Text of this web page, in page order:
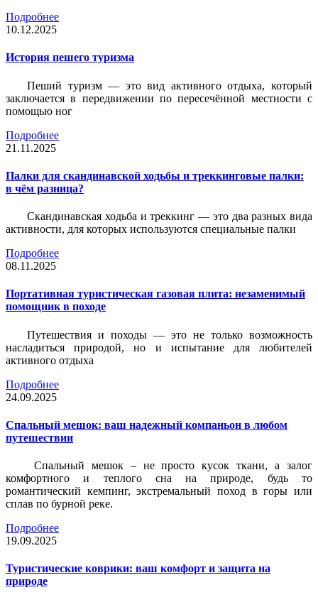
Подробнее
10.12.2025
История пешего туризма
Пеший туризм — это вид активного отдыха, который
заключается в передвижении по пересечённой местности с
помощью ног
Подробнее
21.11.2025
Палки для скандинавской ходьбы и треккинговые палки:
в чём разница?
Скандинавская ходьба и треккинг — это два разных вида
активности, для которых используются специальные палки
Подробнее
08.11.2025
Портативная туристическая газовая плита: незаменимый
помощник в походе
Путешествия и походы — это не только возможность
насладиться природой, но и испытание для любителей
активного отдыха
Подробнее
24.09.2025
Спальный мешок: ваш надежный компаньон в любом
путешествии
Спальный мешок – не просто кусок ткани, а залог
комфортного и теплого сна на природе, будь то
романтический кемпинг, экстремальный поход в горы или
сплав по бурной реке.
Подробнее
19.09.2025
Туристические коврики: ваш комфорт и защита на
природе